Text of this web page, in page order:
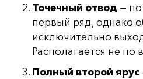
Точечный отвод — по
первый ряд, однако
исключительно
Располагается не
Полный второй ярус